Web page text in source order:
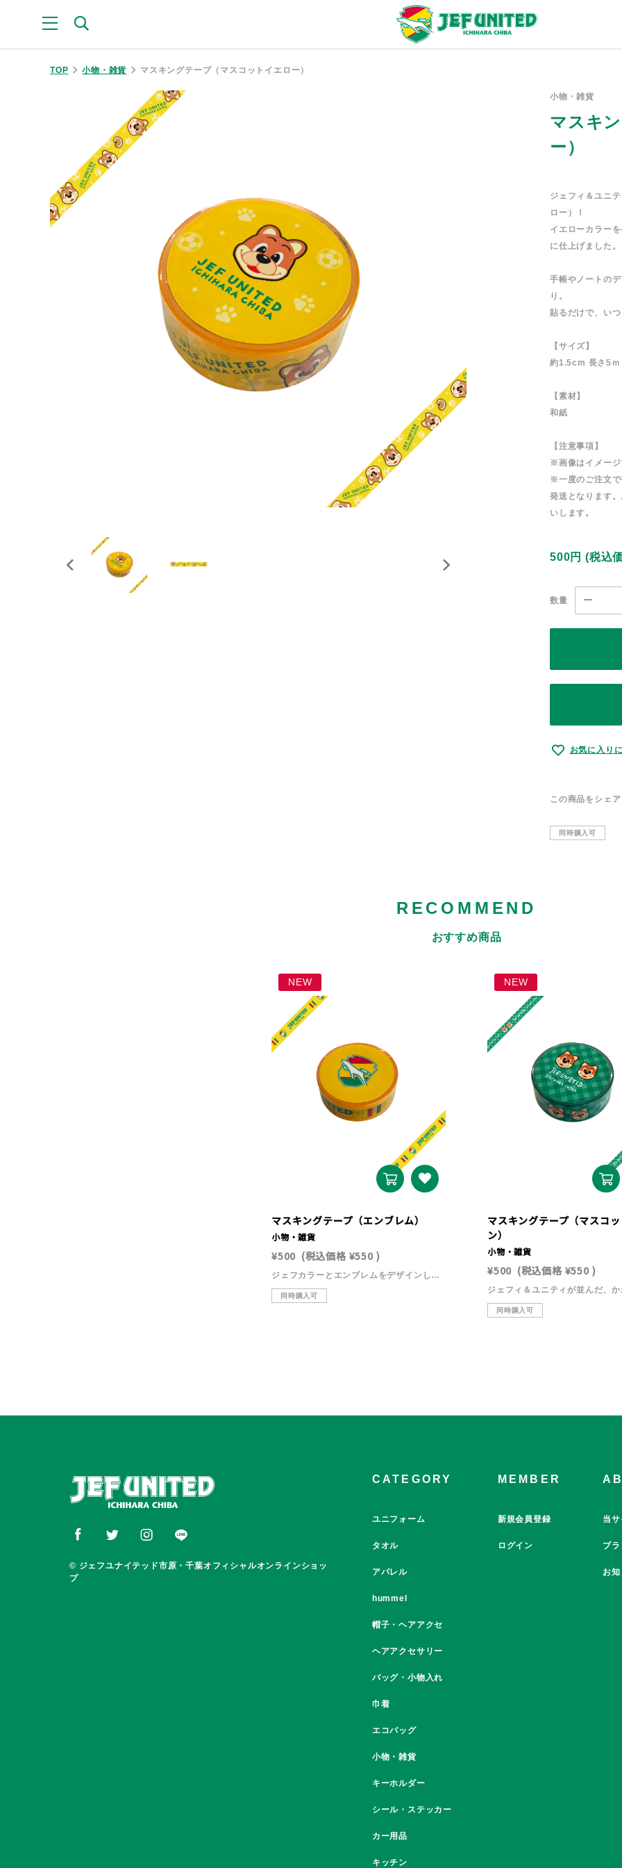
TOP 小物・雑貨 マスキングテープ（マスコットイエロー）
小物・雑貨
マスキ
ー）
ジェフィ＆ユニ
ロー）！
イエローカラー
に仕上げました。
手帳やノートの
り。
貼るだけで、い
【サイズ】
約1.5cm 長さ5ｍ
【素材】
和紙
【注意事項】
※画像はイメージ
※一度のご注文で
発送となります
いします。
500円 (税込
数量
お気に入り
この商品をシェア
同時購入可
RECOMMEND
おすすめ商品
NEW
マスキングテープ（エンブレム）
小物・雑貨
¥500 (税込価格 ¥550 )
ジェフカラーとエンブレムをデザインした、マスキングテープ（エンブレム）！シンプルながらもジェフらしさをしっかり感じられるデザインに仕上げました。手帳やノートのデコレーションはもちろん、ラッピングや小物アレンジにもぴったり。【サイズ】約1.5cm 長さ5ｍ【素材】和紙【注意事項】※画像はイメージです。実際の商品と異なる場合がございます。※一度のご注文で複数の商品をご注文いただいた場合、すべての商品が揃い次第の発送となります。お急ぎの場合は、受注商品と分けてご注文いただきますようお願いします。
同時購入可
NEW
マスキングテープ（マスコ
ン）
小物・雑貨
¥500 (税込価格 ¥550 )
同時購入可
© ジェフユナイテッド市原・千葉オフィシャルオンラインショッ
プ
CATEGORY
ユニフォーム
タオル
アパレル
hummel
帽子・ヘアアクセ
ヘアアクセサリー
バッグ・小物入れ
巾着
エコバッグ
小物・雑貨
キーホルダー
シール・ステッカー
カー用品
キッチン
MEMBER
新規会員登録
ログイン
当
ブ
お